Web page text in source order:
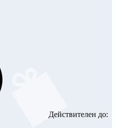
Действителен до: